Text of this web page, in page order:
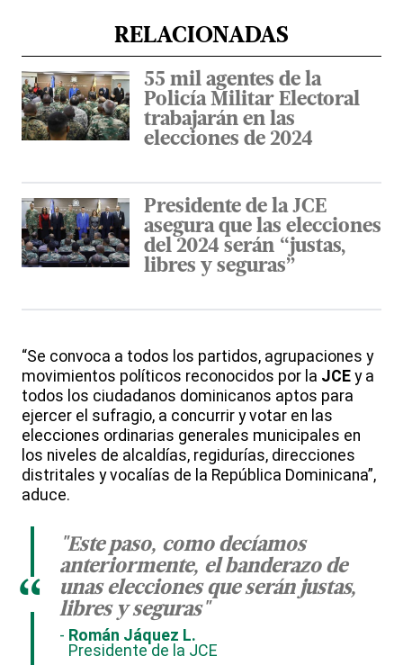
RELACIONADAS
55 mil agentes de la
Policía Militar Electoral
trabajarán en las
elecciones de 2024
Presidente de la JCE
asegura que las elecciones
del 2024 serán “justas,
libres y seguras”
“Se convoca a todos los partidos, agrupaciones y
movimientos políticos reconocidos por la JCE y a
todos los ciudadanos dominicanos aptos para
ejercer el sufragio, a concurrir y votar en las
elecciones ordinarias generales municipales en
los niveles de alcaldías, regidurías, direcciones
distritales y vocalías de la República Dominicana”,
aduce.
"Este paso, como decíamos
anteriormente, el banderazo de
unas elecciones que serán justas,
libres y seguras"
Román Jáquez L.
Presidente de la JCE
“